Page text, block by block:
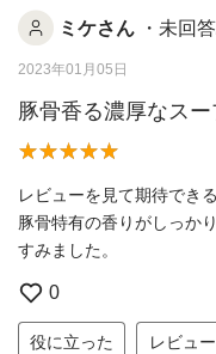
ミケさん ・未回
2023年01月05日
豚骨香る濃厚なスー
レビューを見て期待でき
豚骨特有の香りがしっか
すみました。
0
役に立った レビュ